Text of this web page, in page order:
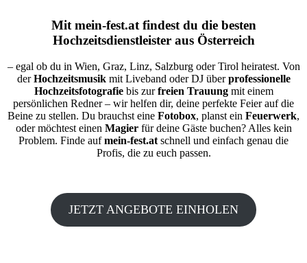
Mit mein-fest.atfindest du die besten
Hochzeitsdienstleister aus Österreich
– egal ob du in Wien, Graz, Linz, Salzburg oder Tirol heiratest. Von
derHochzeitsmusikmit Liveband oder DJ überprofessionelle
Hochzeitsfotografiebis zurfreien Trauungmit einem
persönlichen Redner – wir helfen dir, deine perfekte Feier auf die
Beine zu stellen. Du brauchst eine Fotobox, planst ein Feuerwerk,
oder möchtest einen Magierfür deine Gäste buchen? Alles kein
Problem. Finde aufmein-fest.atschnell und einfach genau die
Profis, die zu euch passen.
JETZT ANGEBOTE EINHOLEN